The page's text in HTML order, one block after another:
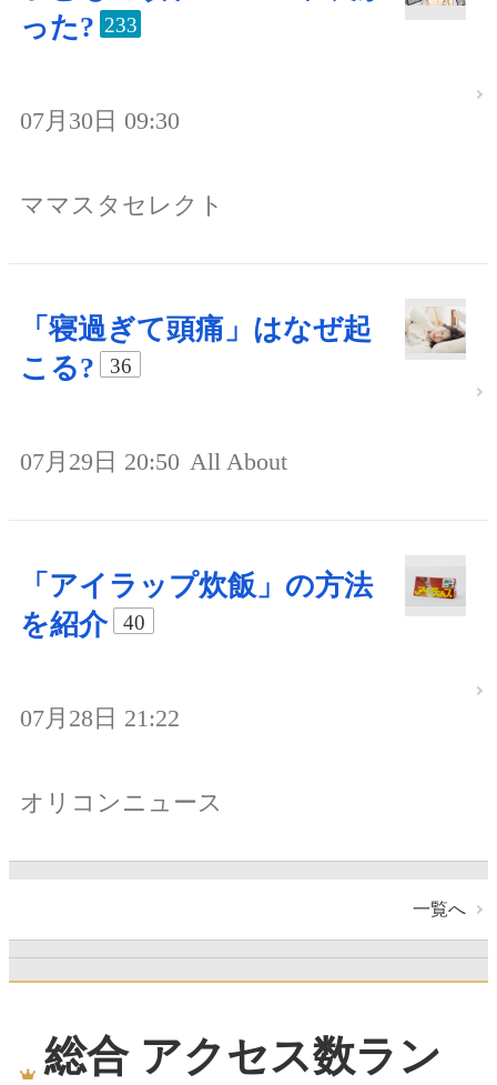
った? 233
07月30日 09:30
ママスタセレクト
「寝過ぎて頭痛」はなぜ起
こる?
36
07月29日 20:50 All About
「アイラップ炊飯」の方法
を紹介
40
07月28日 21:22
オリコンニュース
一覧へ
総合 アクセス数ラン